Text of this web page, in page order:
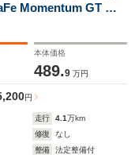
Momentum GT コ
タワーバー ビルシュ
ール ブレンボキャリ
本体価格
489.9 万円
円
走行 4.1万km
修復
なし
整備
法定整備付